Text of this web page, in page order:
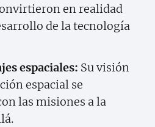
en realidad
de la tecnología
espaciales: Su visión
espacial se
las misiones a la